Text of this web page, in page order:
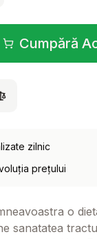
Cumpără
(se
zilnic
prețului
o
sanatatea